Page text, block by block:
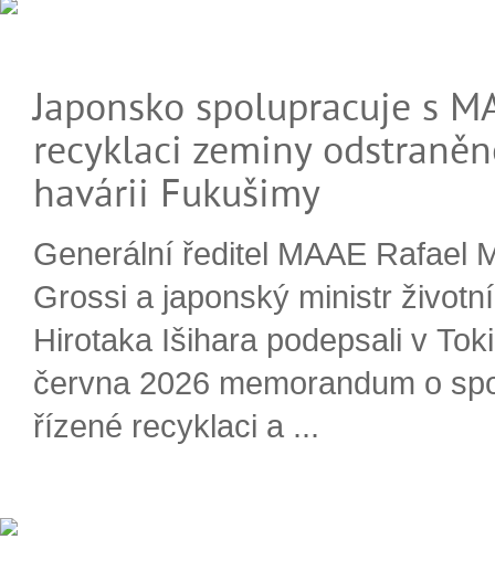
Japonsko spolupracuje s
recyklaci zeminy
havárii Fukušimy
Generální ředitel MAAE Rafael
Grossi a japonský ministr
Hirotaka Išihara podepsali v
června 2026 memorandum o
řízené recyklaci a ...